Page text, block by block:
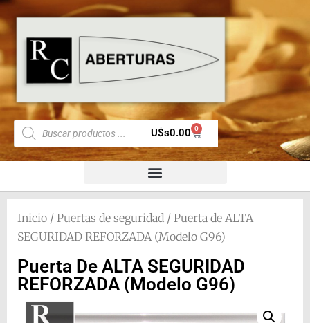
U$s0.00 0
Inicio / Puertas de seguridad / Puerta de ALTA
SEGURIDAD REFORZADA (Modelo G96)
Puerta De ALTA SEGURIDAD
REFORZADA (Modelo G96)